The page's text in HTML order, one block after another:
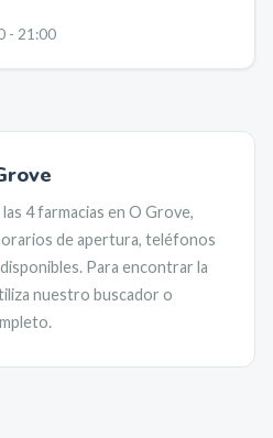
- 21:00
4farmacias en O Grove,
de apertura, teléfonos
Para encontrar la
nuestro buscador o